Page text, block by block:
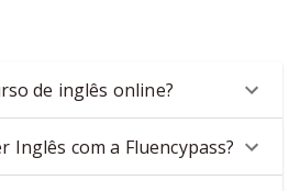
de inglês online?
Inglês com a Fluencypass?